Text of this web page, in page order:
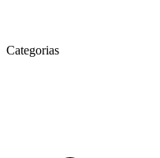
Categorias